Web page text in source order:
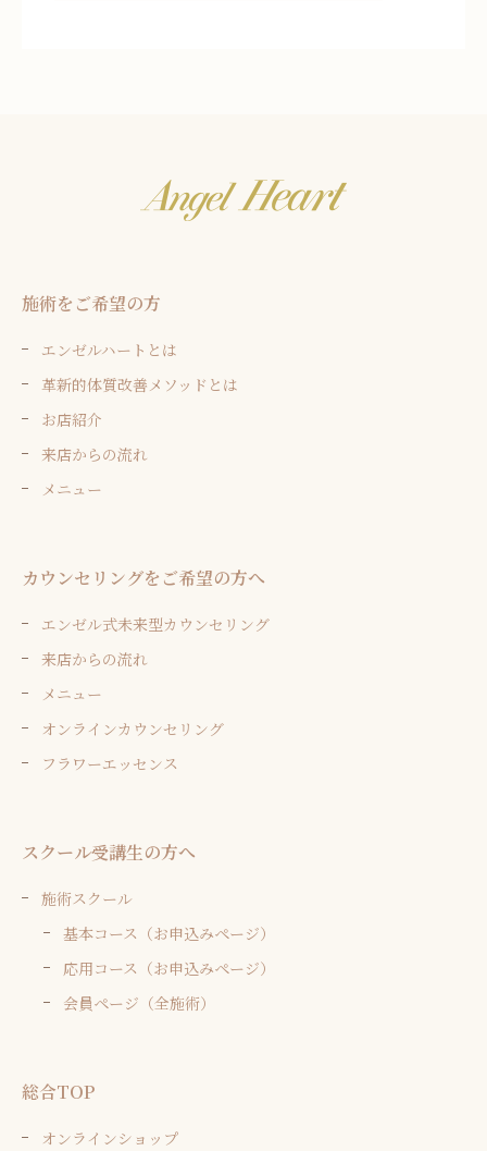
施術をご希望の方
エンゼルハートとは
革新的体質改善メソッドとは
お店紹介
来店からの流れ
メニュー
カウンセリングをご希望の方へ
エンゼル式未来型カウンセリング
来店からの流れ
メニュー
オンラインカウンセリング
フラワーエッセンス
スクール受講生の方へ
施術スクール
基本コース（お申込みページ）
応用コース（お申込みページ）
会員ページ（全施術）
総合TOP
オンラインショップ